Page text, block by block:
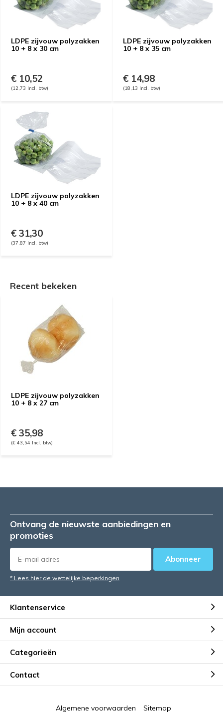
LDPE zijvouw polyzakken
10 + 8 x 30 cm
€ 10,52
(12,73 Incl. btw)
LDPE zijvouw polyzakken
10 + 8 x 35 cm
€ 14,98
(18,13 Incl. btw)
LDPE zijvouw polyzakken
10 + 8 x 40 cm
€ 31,30
(37,87 Incl. btw)
Recent bekeken
LDPE zijvouw polyzakken
10 + 8 x 27 cm
€ 35,98
(€ 43,54 Incl. btw)
Ontvang de nieuwste aanbiedingen en
promoties
Abonneer
* Lees hier de wettelijke beperkingen
Klantenservice
Mijn account
Categorieën
Contact
Algemene voorwaarden Sitemap